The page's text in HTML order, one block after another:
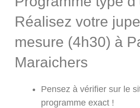
Réalisez votre
mesure (4h30) à
Maraichers
Pensez à vérifier sur le
programme exact !